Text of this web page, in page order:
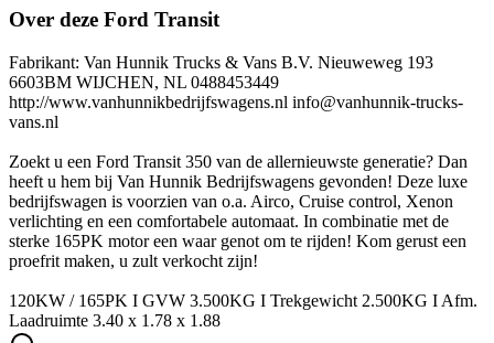
Over deze Ford Transit
Fabrikant: Van Hunnik Trucks & Vans B.V. Nieuweweg 193
6603BM WIJCHEN, NL 0488453449
http://www.vanhunnikbedrijfswagens.nl info@vanhunnik-trucks-
vans.nl
Zoekt u een Ford Transit 350 van de allernieuwste generatie? Dan
heeft u hem bij Van Hunnik Bedrijfswagens gevonden! Deze luxe
bedrijfswagen is voorzien van o.a. Airco, Cruise control, Xenon
verlichting en een comfortabele automaat. In combinatie met de
sterke 165PK motor een waar genot om te rijden! Kom gerust een
proefrit maken, u zult verkocht zijn!
120KW / 165PK I GVW 3.500KG I Trekgewicht 2.500KG I Afm.
Laadruimte 3.40 x 1.78 x 1.88